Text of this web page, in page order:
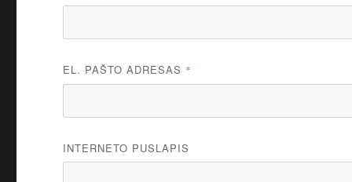
EL. PAŠTO ADRESAS *
INTERNETO PUSLAPIS